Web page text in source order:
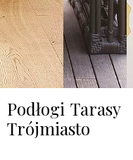
Podłogi
Trójmiasto
Tarasy